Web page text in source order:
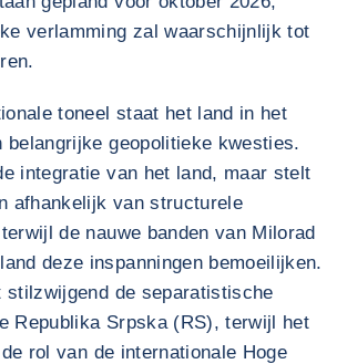
verlamming zal waarschijnlijk tot
toneel staat het land in het
belangrijke geopolitieke kwesties.
integratie van het land, maar stelt
afhankelijk van structurele
de nauwe banden van Milorad
deze inspanningen bemoeilijken.
stilzwijgend de separatistische
Republika Srpska (RS), terwijl het
rol van de internationale Hoge